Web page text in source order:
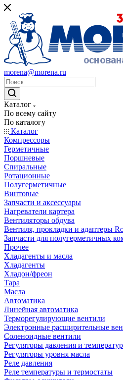
morena@morena.ru
Каталог
По всему сайту
По каталогу
Каталог
Компрессоры
Герметичные
Поршневые
Спиральные
Ротационные
Полугерметичные
Винтовые
Запчасти и аксессуары
Нагреватели картера
Вентиляторы обдува
Вентиля, прокладки и адаптеры
Запчасти для полугерметичных
Прочее
Хладагенты и масла
Хладагенты
Хладон/фреон
Тара
Масла
Автоматика
Линейная автоматика
Терморегулирующие вентили
Электронные расширительные
Соленоидные вентили
Регуляторы давления и
Регуляторы уровня масла
Реле давления
Реле температуры и термостаты